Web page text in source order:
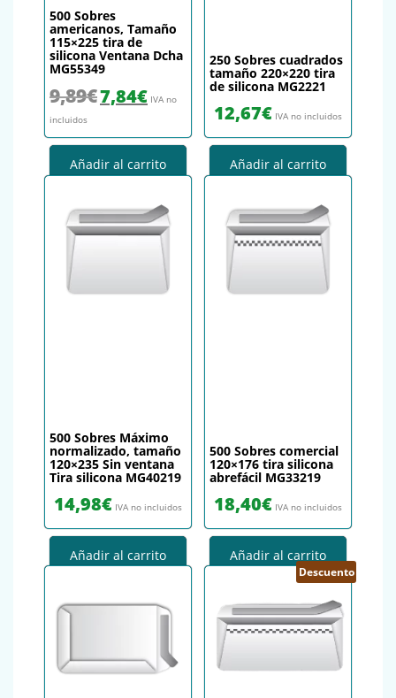
500 Sobres
americanos, Tamaño
115×225 tira de
silicona Ventana Dcha
MG55349
9,89€El precio original era: 9,89€.
7,84€El precio actual es: 7,84€.
IVA no
incluidos
Añadir al carrito
250 Sobres cuadrados
tamaño 220×220 tira
de silicona MG2221
12,67€ IVA no incluidos
Añadir al carrito
500 Sobres Máximo
normalizado, tamaño
120×235 Sin ventana
Tira silicona MG40219
14,98€ IVA no incluidos
Añadir al carrito
500 Sobres comercial
120×176 tira silicona
abrefácil MG33219
18,40€ IVA no incluidos
Añadir al carrito
Descuento